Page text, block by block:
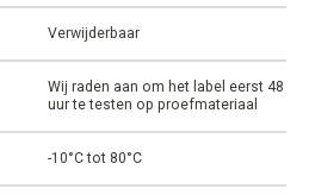
Verwijderbaar
Wij raden aan om het label eerst 48
uur te testen op proefmateriaal
-10°C tot 80°C